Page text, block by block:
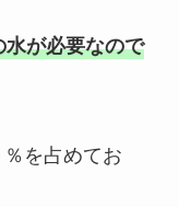
が必要なので
を占めてお